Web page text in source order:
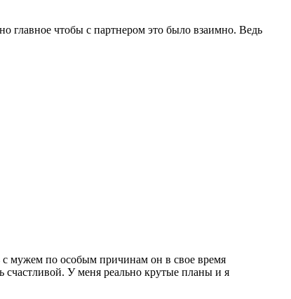
главное чтобы с партнером это было взаимно. Ведь
с мужем по особым причинам он в свое время
счастливой. У меня реально крутые планы и я